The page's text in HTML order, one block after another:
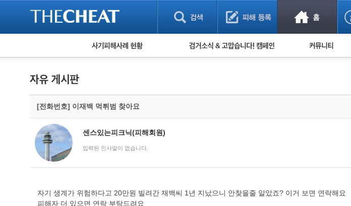
피해사례 현황
보이스피싱 피해사례
유해사이트 목록
비공개 피해사례
워킹홀리데이 피해사례
검거 소식 사기 예방했어요!
[전화번호] 이재백 먹튀범 찾아요
센스있는피크닉(피해회원)
입력된 인사말이 없습니다.
자기 생계가 위험하다고 20만원 빌려간 재백씨 1년 지났으니 안찾을줄 알았죠? 이거 보면 연락해요
피해자 더 있으면 연락 부탁드려요